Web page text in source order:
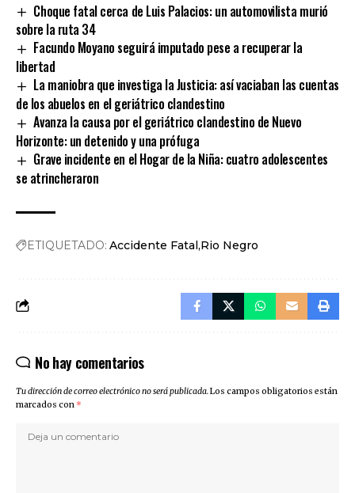
Choque fatal cerca de Luis Palacios: un automovilista murió
sobre la ruta 34
Facundo Moyano seguirá imputado pese a recuperar la
libertad
La maniobra que investiga la Justicia: así vaciaban las cuentas
de los abuelos en el geriátrico clandestino
Avanza la causa por el geriátrico clandestino de Nuevo
Horizonte: un detenido y una prófuga
Grave incidente en el Hogar de la Niña: cuatro adolescentes
se atrincheraron
ETIQUETADO: Accidente Fatal Rio Negro
No hay comentarios
Tu dirección de correo electrónico no será publicada.Los campos obligatorios están
marcados con *